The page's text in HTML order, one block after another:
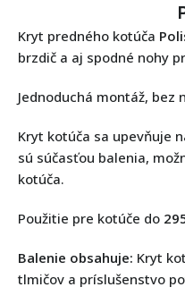
Kryt predného kotúča
brzdič a aj spodné nohy
Jednoduchá montáž, bez
Kryt kotúča sa upevňuje
sú súčasťou balenia,
kotúča.
Použitie pre kotúče do
Balenie obsahuje: Kryt
tlmičov a príslušenstvo